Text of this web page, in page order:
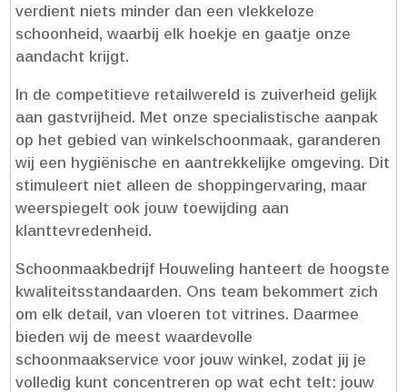
verdient niets minder dan een vlekkeloze
schoonheid, waarbij elk hoekje en gaatje onze
aandacht krijgt.​
In de competitieve retailwereld is zuiverheid gelijk
aan gastvrijheid.​ Met onze specialistische aanpak
op het gebied van winkelschoonmaak, garanderen
wij een hygiënische en aantrekkelijke omgeving.​ Dit
stimuleert niet alleen de shoppingervaring, maar
weerspiegelt ook jouw toewijding aan
klanttevredenheid.​
Schoonmaakbedrijf Houweling hanteert de hoogste
kwaliteitsstandaarden.​ Ons team bekommert zich
om elk detail, van vloeren tot vitrines.​ Daarmee
bieden wij de meest waardevolle
schoonmaakservice voor jouw winkel, zodat jij je
volledig kunt concentreren op wat echt telt: jouw